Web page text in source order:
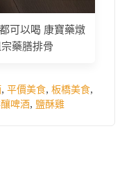
可以喝 康寶藥燉
藥膳排骨
, 平價美食, 板橋美食,
啤酒, 鹽酥雞